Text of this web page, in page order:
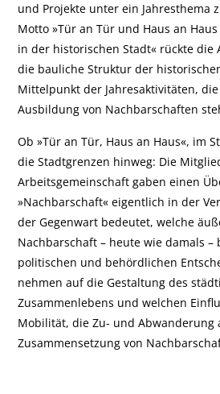
und Projekte unter ein Jahresthema
Motto »Tür an Tür und Haus an
in der historischen Stadt« rückte die
die bauliche Struktur der
Mittelpunkt der Jahresaktivitäten,
Ausbildung von Nachbarschaften
Ob »Tür an Tür, Haus an Haus«, im
die Stadtgrenzen hinweg: Die
Arbeitsgemeinschaft gaben einen
»Nachbarschaft« eigentlich in der
der Gegenwart bedeutet, welche
Nachbarschaft – heute wie damals –
politischen und behördlichen
nehmen auf die Gestaltung des
Zusammenlebens und welchen
Mobilität, die Zu- und Abwanderung
Zusammensetzung von